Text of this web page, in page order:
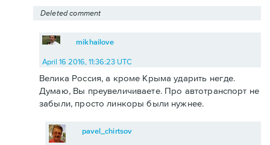
Deleted comment
mikhailove
April 16 2016, 11:36:23 UTC
Велика Россия, а кроме Крыма ударить негде.
Думаю, Вы преувеличиваете. Про автотранспорт не
забыли, просто линкоры были нужнее.
pavel_chirtsov